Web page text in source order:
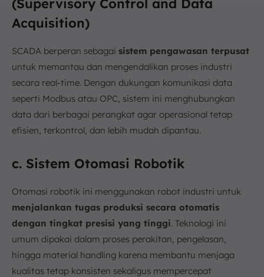
Acquisition)
SCADA berperan sebagai sistem pengawasan terpusat
untuk memantau dan mengendalikan proses industri
secara real-time. Dengan dukungan komunikasi data
seperti Modbus atau OPC, sistem ini menghubungkan
data dari berbagai perangkat agar operasional tetap
efisien, terkontrol, dan lebih mudah dipantau.
c. Sistem Otomasi Robotik
Otomasi robotik ini menggunakan robot industri untuk
menjalankan tugas produksi secara otomatis
dengan tingkat presisi yang tinggi. Teknologi ini
umum dipakai dalam proses perakitan, pengelasan,
hingga material handling karena membantu menjaga
kualitas tetap konsisten sekaligus mempercepat